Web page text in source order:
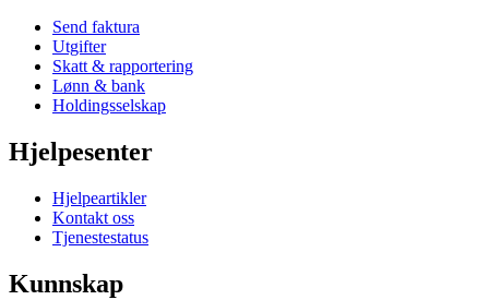
Send faktura
Utgifter
Skatt & rapportering
Lønn & bank
Holdingsselskap
Hjelpesenter
Hjelpeartikler
Kontakt oss
Tjenestestatus
Kunnskap